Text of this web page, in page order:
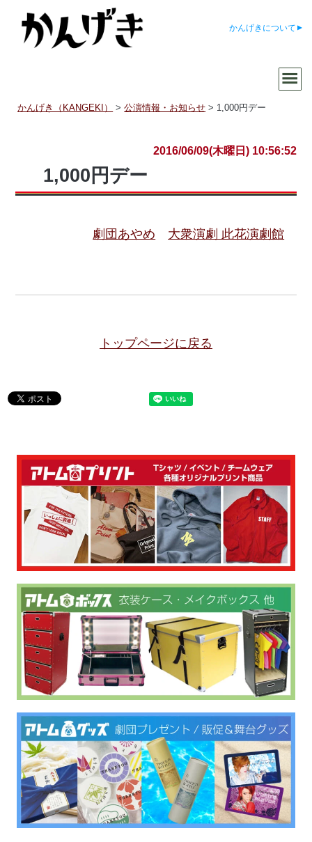
かんげきについて
かんげき（KANGEKI） >公演情報・お知らせ > 1,000円デー
2016/06/09(木曜日) 10:56:52
1,000円デー
劇団あやめ 大衆演劇 此花演劇館
トップページに戻る